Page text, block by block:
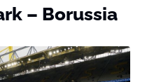
– Borussia